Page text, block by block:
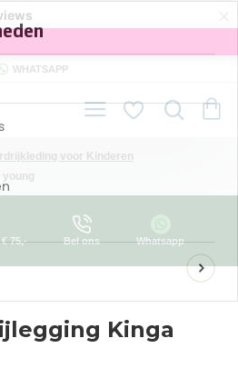
×
WHATSAPP
voor Kinderen
young
75,- Bel ons Whatsapp
Kinga